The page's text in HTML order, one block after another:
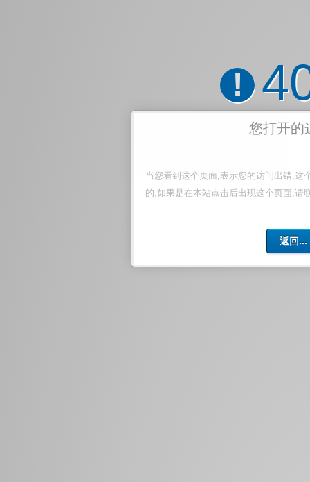
!
您打开的
当您看到这个页面,表示您的访问出错,这
的,如果是在本站点击后出现这个页面,请
返回...